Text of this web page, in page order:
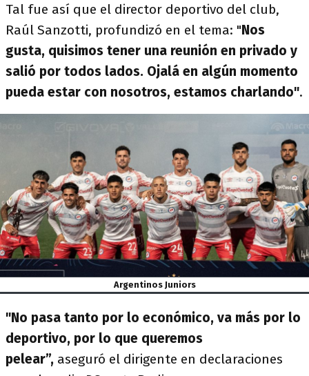
Tal fue así que el director deportivo del club,
Raúl Sanzotti, profundizó en el tema: "Nos
gusta, quisimos tener una reunión en privado y
salió por todos lados. Ojalá en algún momento
pueda estar con nosotros, estamos charlando".
Argentinos Juniors
"No pasa tanto por lo económico, va más por lo
deportivo, por lo que queremos
pelear”, aseguró el dirigente en declaraciones